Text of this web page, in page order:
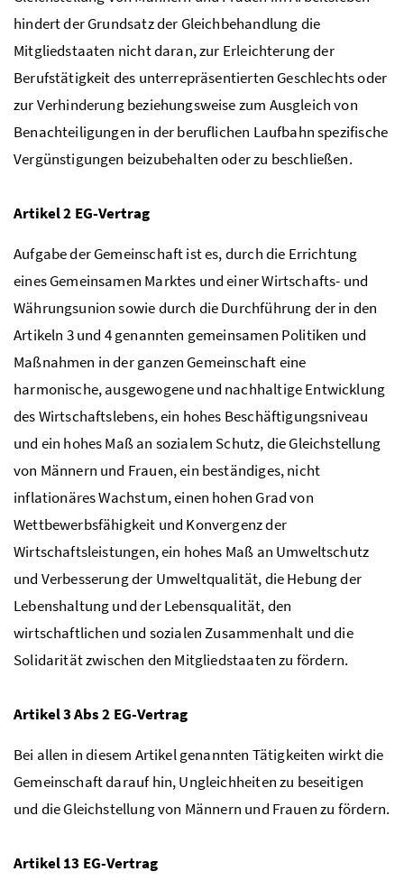
hindert der Grundsatz der Gleichbehandlung die
Mitgliedstaaten nicht daran, zur Erleichterung der
Berufstätigkeit des unterrepräsentierten Geschlechts oder
zur Verhinderung beziehungsweise zum Ausgleich von
Benachteiligungen in der beruflichen Laufbahn spezifische
Vergünstigungen beizubehalten oder zu beschließen.
Artikel 2 EG-Vertrag
Aufgabe der Gemeinschaft ist es, durch die Errichtung
eines Gemeinsamen Marktes und einer Wirtschafts- und
Währungsunion sowie durch die Durchführung der in den
Artikeln 3 und 4 genannten gemeinsamen Politiken und
Maßnahmen in der ganzen Gemeinschaft eine
harmonische, ausgewogene und nachhaltige Entwicklung
des Wirtschaftslebens, ein hohes Beschäftigungsniveau
und ein hohes Maß an sozialem Schutz, die Gleichstellung
von Männern und Frauen, ein beständiges, nicht
inflationäres Wachstum, einen hohen Grad von
Wettbewerbsfähigkeit und Konvergenz der
Wirtschaftsleistungen, ein hohes Maß an Umweltschutz
und Verbesserung der Umweltqualität, die Hebung der
Lebenshaltung und der Lebensqualität, den
wirtschaftlichen und sozialen Zusammenhalt und die
Solidarität zwischen den Mitgliedstaaten zu fördern.
Artikel 3 Abs 2 EG-Vertrag
Bei allen in diesem Artikel genannten Tätigkeiten wirkt die
Gemeinschaft darauf hin, Ungleichheiten zu beseitigen
und die Gleichstellung von Männern und Frauen zu fördern.
Artikel 13 EG-Vertrag